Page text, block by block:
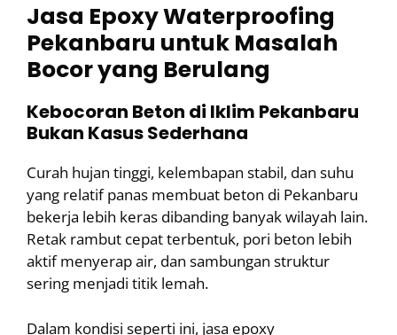
Jasa Epoxy Waterproofing
Pekanbaru untuk Masalah
Bocor yang Berulang
Kebocoran Beton di Iklim Pekanbaru
Bukan Kasus Sederhana
Curah hujan tinggi, kelembapan stabil, dan suhu
yang relatif panas membuat beton di Pekanbaru
bekerja lebih keras dibanding banyak wilayah lain.
Retak rambut cepat terbentuk, pori beton lebih
aktif menyerap air, dan sambungan struktur
sering menjadi titik lemah.
Dalam kondisi seperti ini, jasa epoxy